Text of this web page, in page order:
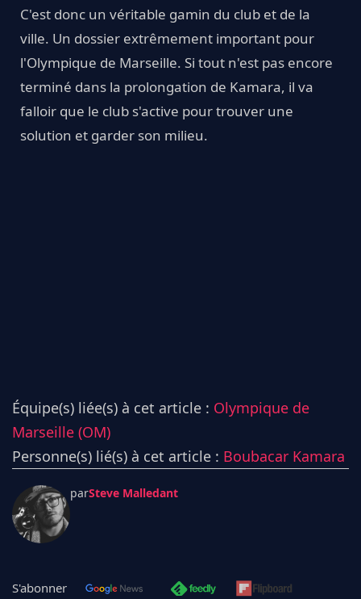
C'est donc un véritable gamin du club et de la
ville. Un dossier extrêmement important pour
l'Olympique de Marseille. Si tout n'est pas encore
terminé dans la prolongation de Kamara, il va
falloir que le club s'active pour trouver une
solution et garder son milieu.
Équipe(s) liée(s) à cet article : Olympique de
Marseille (OM)
Personne(s) lié(s) à cet article : Boubacar Kamara
parSteve Malledant
S'abonner